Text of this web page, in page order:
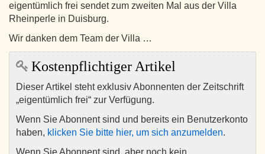
eigentümlich frei sendet zum zweiten Mal aus der Villa
Rheinperle in Duisburg.
Wir danken dem Team der Villa …
Kostenpflichtiger Artikel
Dieser Artikel steht exklusiv Abonnenten der Zeitschrift
„eigentümlich frei“ zur Verfügung.
Wenn Sie Abonnent sind und bereits ein Benutzerkonto
haben, klicken Sie bitte hier, um sich anzumelden.
Wenn Sie Abonnent sind, aber noch kein